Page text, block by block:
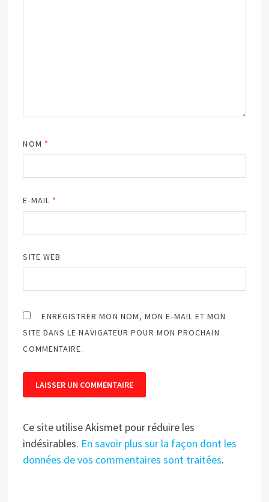
NOM *
E-MAIL *
SITE WEB
ENREGISTRER MON NOM, MON E-MAIL ET MON
SITE DANS LE NAVIGATEUR POUR MON PROCHAIN
COMMENTAIRE.
Ce site utilise Akismet pour réduire les
indésirables. En savoir plus sur la façon dont les
données de vos commentaires sont traitées.